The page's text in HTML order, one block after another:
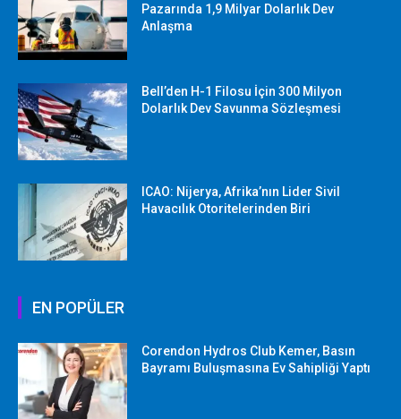
Pazarında 1,9 Milyar Dolarlık Dev
Anlaşma
Bell’den H-1 Filosu İçin 300 Milyon
Dolarlık Dev Savunma Sözleşmesi
ICAO: Nijerya, Afrika’nın Lider Sivil
Havacılık Otoritelerinden Biri
EN POPÜLER
Corendon Hydros Club Kemer, Basın
Bayramı Buluşmasına Ev Sahipliği Yaptı